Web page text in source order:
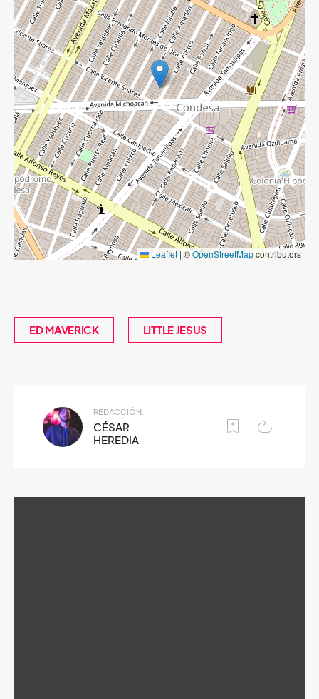
Leaflet| ©OpenStreetMapcontributors
ED MAVERICK LITTLE JESUS
REDACCIÓN:
CÉSAR
HEREDIA